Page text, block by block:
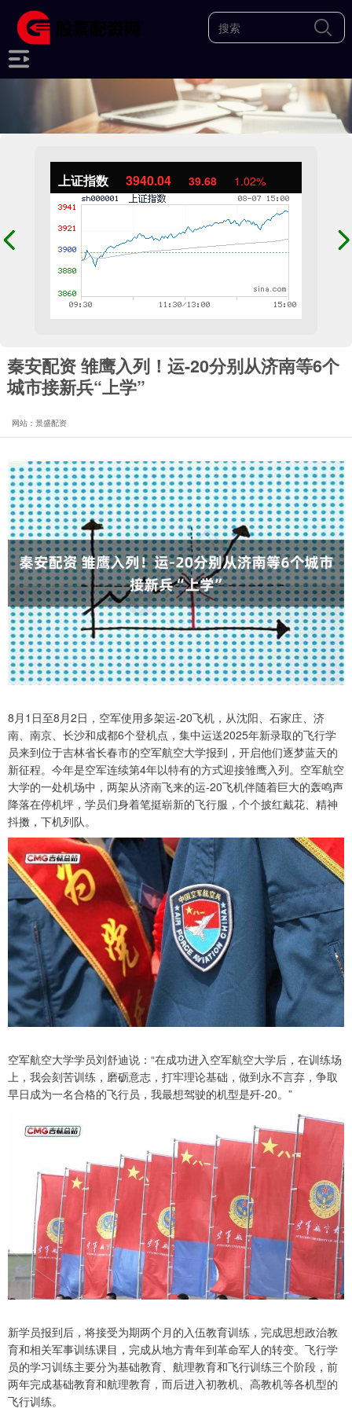
上证指数 3940.04 39.68 1.02%
秦安配资 雏鹰入列！运-20分别从济南等6个
城市接新兵“上学”
网站：景盛配资
8月1日至8月2日，空军使用多架运-20飞机，从沈阳、石家庄、济
南、南京、长沙和成都6个登机点，集中运送2025年新录取的飞行学
员来到位于吉林省长春市的空军航空大学报到，开启他们逐梦蓝天的
新征程。今年是空军连续第4年以特有的方式迎接雏鹰入列。空军航空
大学的一处机场中，两架从济南飞来的运-20飞机伴随着巨大的轰鸣声
降落在停机坪，学员们身着笔挺崭新的飞行服，个个披红戴花、精神
抖擞，下机列队。
空军航空大学学员刘舒迪说：“在成功进入空军航空大学后，在训练场
上，我会刻苦训练，磨砺意志，打牢理论基础，做到永不言弃，争取
早日成为一名合格的飞行员，我最想驾驶的机型是歼-20。”
新学员报到后，将接受为期两个月的入伍教育训练，完成思想政治教
育和相关军事训练课目，完成从地方青年到革命军人的转变。飞行学
员的学习训练主要分为基础教育、航理教育和飞行训练三个阶段，前
两年完成基础教育和航理教育，而后进入初教机、高教机等各机型的
飞行训练。